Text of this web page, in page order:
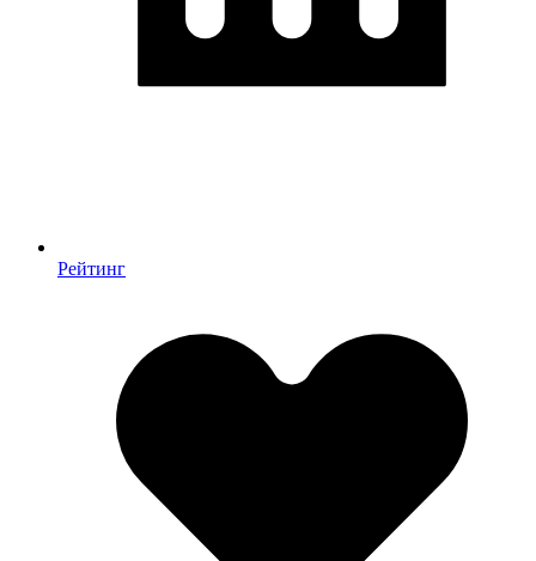
Рейтинг